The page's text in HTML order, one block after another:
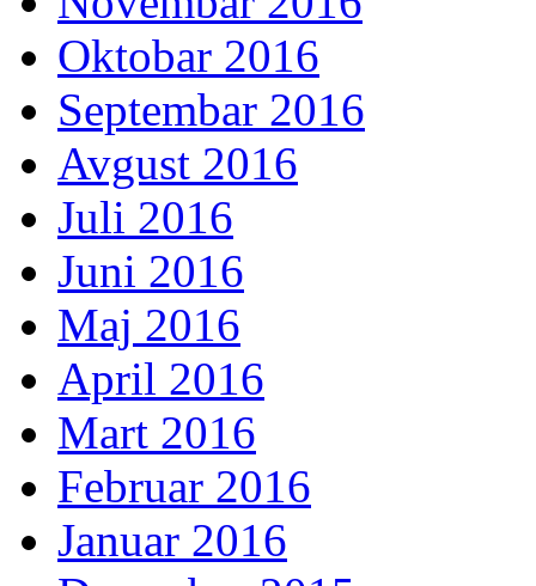
Oktobar 2016
Septembar 2016
Avgust 2016
Juli 2016
Juni 2016
Maj 2016
April 2016
Mart 2016
Februar 2016
Januar 2016